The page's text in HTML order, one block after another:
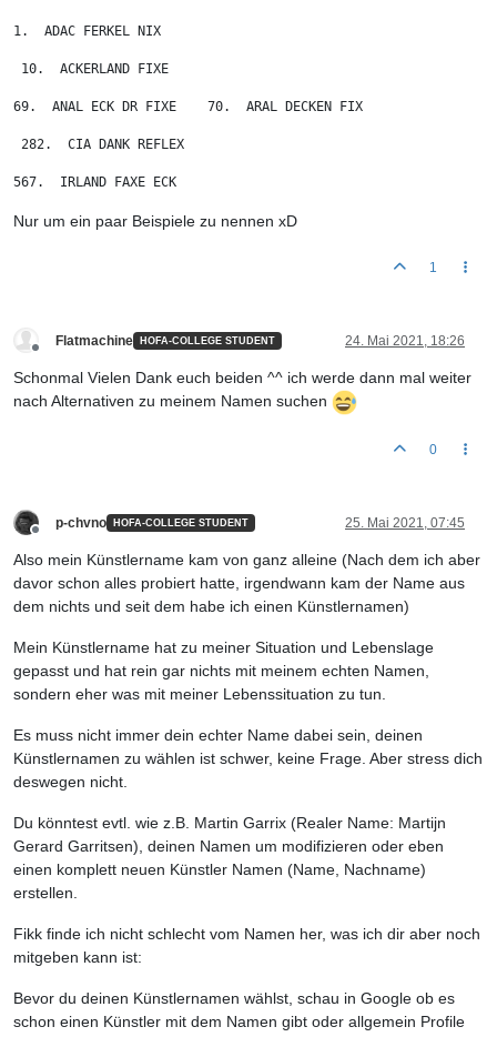
1.  ADAC FERKEL NIX
10.  ACKERLAND FIXE
69.  ANAL ECK DR FIXE    70.  ARAL DECKEN FIX
282.  CIA DANK REFLEX
567.  IRLAND FAXE ECK
Nur um ein paar Beispiele zu nennen xD
1
Flatmachine HOFA-COLLEGE STUDENT 24. Mai 2021, 18:26
Schonmal Vielen Dank euch beiden ^^ ich werde dann mal weiter
nach Alternativen zu meinem Namen suchen
0
p-chvno HOFA-COLLEGE STUDENT 25. Mai 2021, 07:45
Also mein Künstlername kam von ganz alleine (Nach dem ich aber
davor schon alles probiert hatte, irgendwann kam der Name aus
dem nichts und seit dem habe ich einen Künstlernamen)
Mein Künstlername hat zu meiner Situation und Lebenslage
gepasst und hat rein gar nichts mit meinem echten Namen,
sondern eher was mit meiner Lebenssituation zu tun.
Es muss nicht immer dein echter Name dabei sein, deinen
Künstlernamen zu wählen ist schwer, keine Frage. Aber stress dich
deswegen nicht.
Du könntest evtl. wie z.B. Martin Garrix (Realer Name: Martijn
Gerard Garritsen), deinen Namen um modifizieren oder eben
einen komplett neuen Künstler Namen (Name, Nachname)
erstellen.
Fikk finde ich nicht schlecht vom Namen her, was ich dir aber noch
mitgeben kann ist:
Bevor du deinen Künstlernamen wählst, schau in Google ob es
schon einen Künstler mit dem Namen gibt oder allgemein Profile